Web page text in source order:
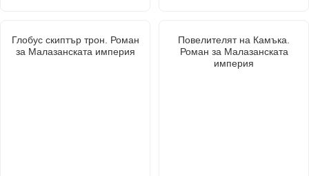
Глобус скиптър трон. Роман
за Малазанската империя
Повелителят на Камъка.
Роман за Малазанската
империя